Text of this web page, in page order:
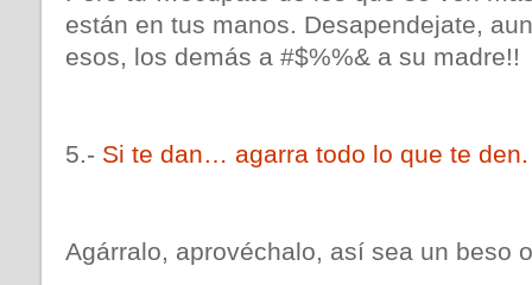
están en tus manos. Desapendejate,
esos, los demás a #$%%& a su madre!!
5.- Si te dan… agarra todo lo que te den.
Agárralo, aprovéchalo, así sea un beso